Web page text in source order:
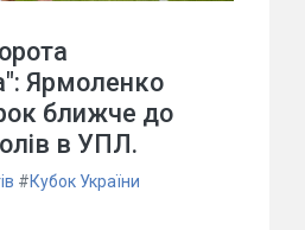
Ярмоленко
ближче до
в УПЛ.
#Кубок України